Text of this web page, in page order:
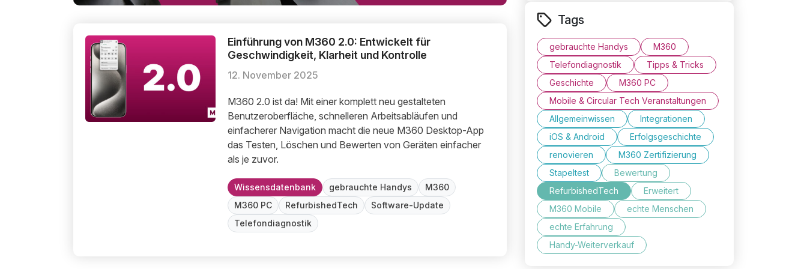
Einführung von M360 2.0: Entwickelt für Geschwindigkeit, Klarheit und Kontrolle
Einführung von M360 2.0: Entwickelt für Geschwindigkeit, Klarheit und Kontrolle
Einführung von M360 2.0: Entwickelt für
Geschwindigkeit, Klarheit und Kontrolle
12. November 2025
M360 2.0 ist da! Mit einer komplett neu gestalteten
Benutzeroberfläche, schnelleren Arbeitsabläufen und
einfacherer Navigation macht die neue M360 Desktop-App
das Testen, Löschen und Bewerten von Geräten einfacher
als je zuvor.
Wissensdatenbank gebrauchte Handys
M360
M360 PC
RefurbishedTech
Software-Update
Telefondiagnostik
Tags
gebrauchte Handys
M360
Telefondiagnostik
Tipps & Tricks
Geschichte
M360 PC
Mobile & Circular Tech Veranstaltungen
Allgemeinwissen
Integrationen
iOS & Android
Erfolgsgeschichte
renovieren
M360 Zertifizierung
Stapeltest
Bewertung
RefurbishedTech
Erweitert
M360 Mobile
echte Menschen
echte Erfahrung
Handy-Weiterverkauf